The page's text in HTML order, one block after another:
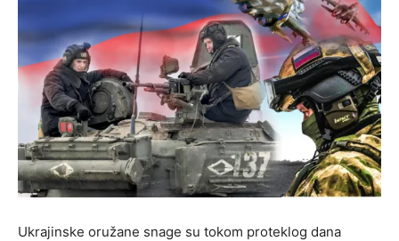
​Ukrajinske oružane snage su tokom proteklog dana